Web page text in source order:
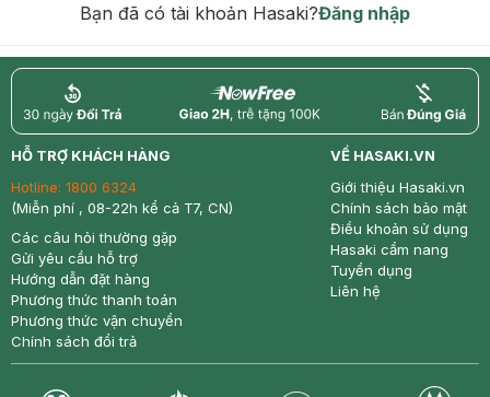
Bạn đã có tài khoản Hasaki?Đăng nhập
return nowfree price
HỖ TRỢ KHÁCH HÀNG
Hotline: 1800 6324
(Miễn phí , 08-22h kể cả T7, CN)
Các câu hỏi thường gặp
Gửi yêu cầu hỗ trợ
Hướng dẫn đặt hàng
Phương thức thanh toán
Phương thức vận chuyển
Chính sách đổi trả
VỀ HASAKI.VN
Giới thiệu Hasaki.vn
Chính sách bảo mật
Điều khoản sử dụng
Hasaki cẩm nang
Tuyển dụng
Liên hệ